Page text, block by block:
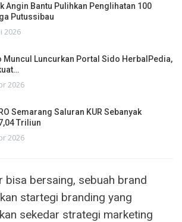
Angin Bantu Pulihkan Penglihatan 100
Putussibau
2026
Muncul Luncurkan Portal Sido HerbalPedia,
2026
Semarang Saluran KUR Sebanyak
Triliun
2026
bisa bersaing, sebuah brand
startegi branding yang
sekedar strategi marketing